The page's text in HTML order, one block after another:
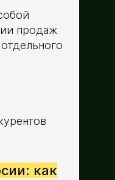
продаж
как